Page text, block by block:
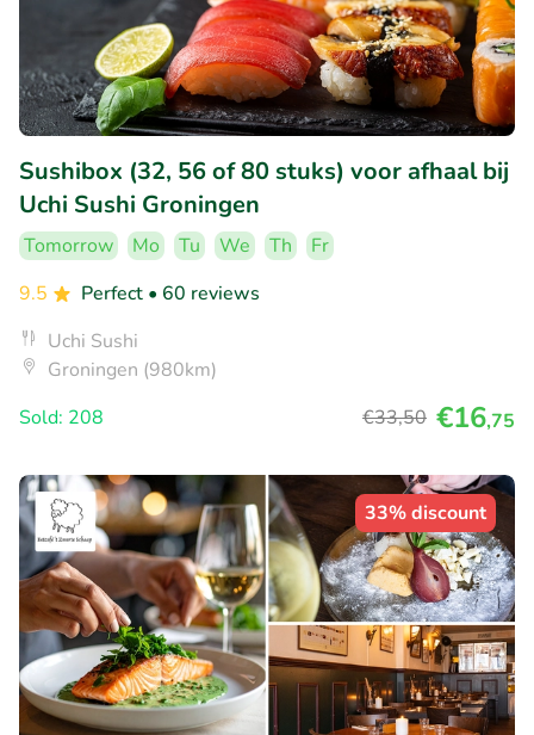
Sushibox (32, 56 of 80 stuks) voor afhaal bij
Uchi Sushi Groningen
Tomorrow Mo Tu We Th
Fr
9.5
Perfect • 60 reviews
Uchi Sushi
Groningen (980km)
Sold: 208
€33,50 €16,75
33% discount